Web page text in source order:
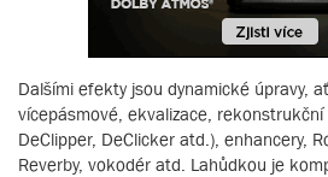
Dalšími efekty jsou dynamické úpravy,
vícepásmové, ekvalizace, rekonstrukční
DeClipper, DeClicker atd.), enhancery,
Reverby, vokodér atd. Lahůdkou je